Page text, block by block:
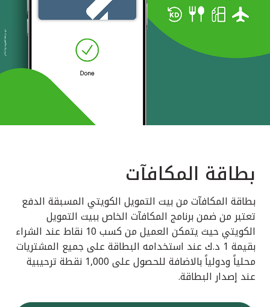
بطاقة المكافآت
بطاقة المكافآت من بيت التمويل الكويتي المسبقة الدفع
تعتبر من ضمن برنامج المكافآت الخاص ببيت التمويل
الكويتي حيث يتمكن العميل من كسب 10 نقاط عند الشراء
بقيمة 1 د.ك عند استخدامه البطاقة على جميع المشتريات
محلياً ودولياً بالاضافة للحصول على 1,000 نقطة ترحيبية
عند إصدار البطاقة.